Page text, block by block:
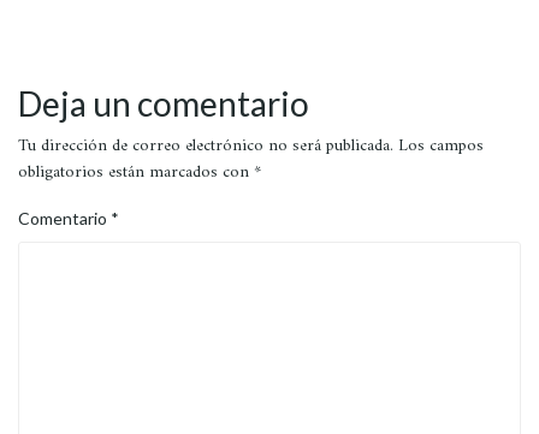
Deja un comentario
Tu dirección de correo electrónico no será publicada. Los campos
obligatorios están marcados con *
Comentario *